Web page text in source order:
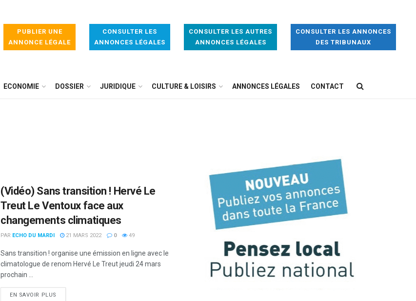
PUBLIER UNE
ANNONCE LÉGALE
CONSULTER LES
ANNONCES LÉGALES
CONSULTER LES AUTRES
ANNONCES LÉGALES
CONSULTER LES ANNONCES
DES TRIBUNAUX
ECONOMIE DOSSIER JURIDIQUE CULTURE & LOISIRS ANNONCES LÉGALES CONTACT
(Vidéo) Sans transition ! Hervé Le
Treut Le Ventoux face aux
changements climatiques
PAR ECHO DU MARDI 21 MARS 2022 0 49
Sans transition ! organise une émission en ligne avec le
climatologue de renom Hervé Le Treut jeudi 24 mars
prochain ...
EN SAVOIR PLUS